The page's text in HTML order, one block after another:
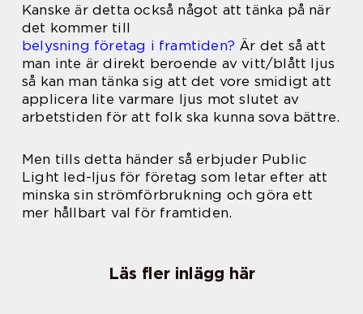
Kanske är detta också något att tänka på när
det kommer till
belysning företag i framtiden? Är det så att
man inte är direkt beroende av vitt/blått ljus
så kan man tänka sig att det vore smidigt att
applicera lite varmare ljus mot slutet av
arbetstiden för att folk ska kunna sova bättre.
Men tills detta händer så erbjuder Public
Light led-ljus för företag som letar efter att
minska sin strömförbrukning och göra ett
mer hållbart val för framtiden.
Läs fler inlägg här